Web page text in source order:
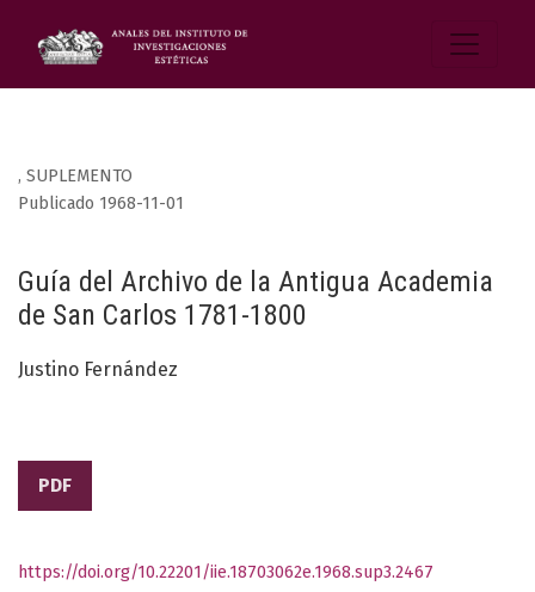
, SUPLEMENTO
Guía del Archivo de la Antigua Academia
de San Carlos 1781-1800
Publicado 1968-11-01
Justino Fernández
PDF
https://doi.org/10.22201/iie.18703062e.1968.sup3.2467